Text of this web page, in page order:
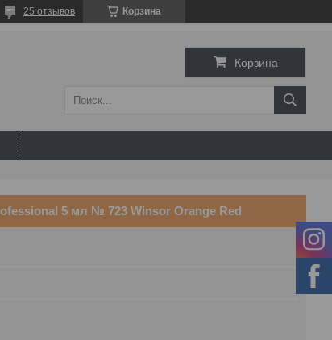
Корзина
25 отзывов
Корзина
5 мл № 723 Winsor Orange Red